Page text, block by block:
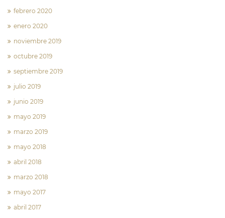
febrero 2020
enero 2020
noviembre 2019
octubre 2019
septiembre 2019
julio 2019
junio 2019
mayo 2019
marzo 2019
mayo 2018
abril 2018
marzo 2018
mayo 2017
abril 2017